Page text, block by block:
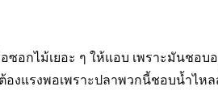
ซอกไม้เยอะ ๆ ให้แอบ เพราะมันชอ
งแรงพอเพราะปลาพวกนี้ชอบน้ำไห